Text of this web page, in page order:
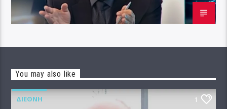
You may also like
ΔΙΕΘΝΉ 1